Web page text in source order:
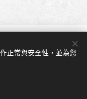
正常與安全性，並為您